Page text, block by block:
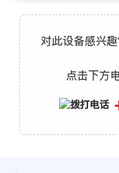
对此设备感兴
点击下方